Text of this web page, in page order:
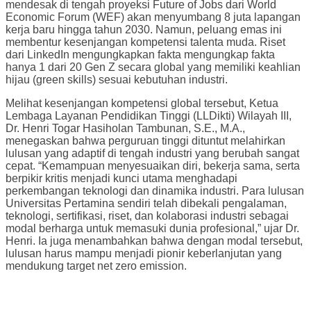
mendesak di tengah proyeksi Future of Jobs dari World
Economic Forum (WEF) akan menyumbang 8 juta lapangan
kerja baru hingga tahun 2030. Namun, peluang emas ini
membentur kesenjangan kompetensi talenta muda. Riset
dari LinkedIn mengungkapkan fakta mengungkap fakta
hanya 1 dari 20 Gen Z secara global yang memiliki keahlian
hijau (green skills) sesuai kebutuhan industri.
Melihat kesenjangan kompetensi global tersebut, Ketua
Lembaga Layanan Pendidikan Tinggi (LLDikti) Wilayah III,
Dr. Henri Togar Hasiholan Tambunan, S.E., M.A.,
menegaskan bahwa perguruan tinggi dituntut melahirkan
lulusan yang adaptif di tengah industri yang berubah sangat
cepat. “Kemampuan menyesuaikan diri, bekerja sama, serta
berpikir kritis menjadi kunci utama menghadapi
perkembangan teknologi dan dinamika industri. Para lulusan
Universitas Pertamina sendiri telah dibekali pengalaman,
teknologi, sertifikasi, riset, dan kolaborasi industri sebagai
modal berharga untuk memasuki dunia profesional,” ujar Dr.
Henri. Ia juga menambahkan bahwa dengan modal tersebut,
lulusan harus mampu menjadi pionir keberlanjutan yang
mendukung target net zero emission.